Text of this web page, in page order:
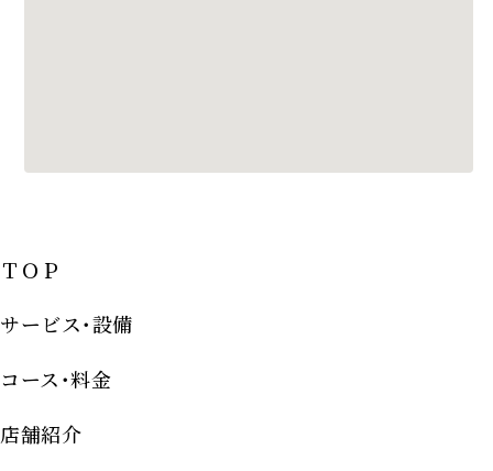
ＴＯＰ
サービス･設備
コース･料金
店舗紹介